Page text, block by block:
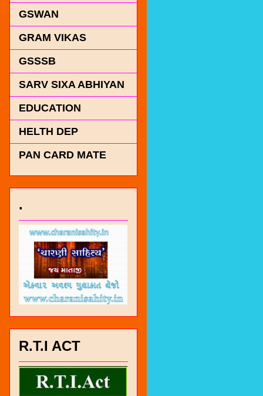
GSWAN
GRAM VIKAS
GSSSB
SARV SIXA ABHIYAN
EDUCATION
HELTH DEP
PAN CARD MATE
.
R.T.I ACT